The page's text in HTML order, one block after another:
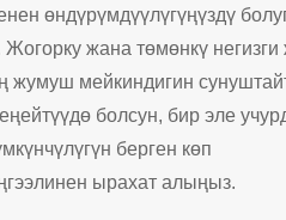
өндүрүмдүүлүгүңүздү
Жогорку жана төмөнкү
жумуш мейкиндигин
болсун, бир эле
берген көп
ырахат алыңыз.